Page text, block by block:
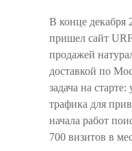
В конце декабря
пришел сайт
продажей
доставкой по
задача на
трафика для
начала работ
700 визитов в